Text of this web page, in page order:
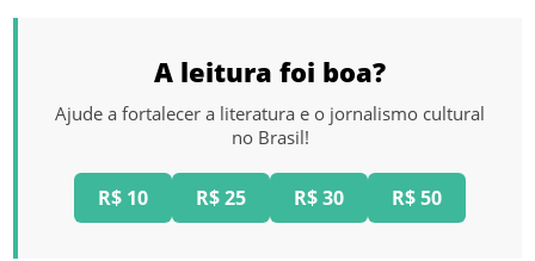
A leitura foi boa?
Ajude a fortalecer a literatura e o jornalismo cultural
no Brasil!
R$ 10 R$ 25 R$ 30 R$ 50